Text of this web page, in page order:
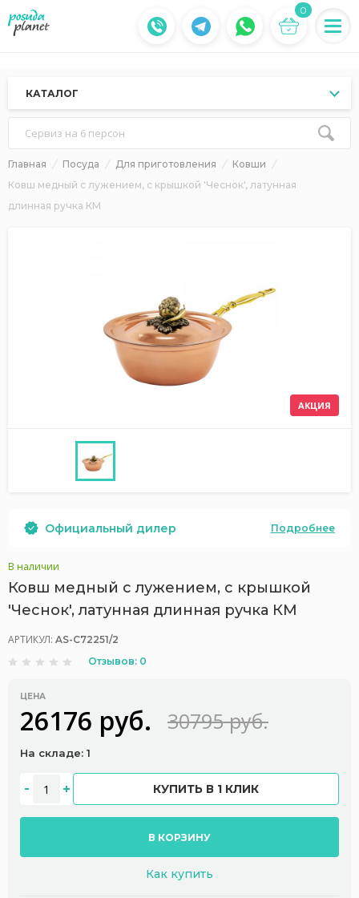
0
КАТАЛОГ
Сервиз на 6 персон
Главная Посуда Для приготовления
Ковши
Ковш медный с лужением, с крышкой 'Чеснок', латунная
длинная ручка КМ
АКЦИЯ
Официальный дилер Подробнее
В наличии
Ковш медный с лужением, с крышкой
'Чеснок', латунная длинная ручка КМ
АРТИКУЛ: AS-С72251/2
Отзывов: 0
ЦЕНА
26176 руб. 30795 руб.
На складе: 1
КУПИТЬ В 1 КЛИК
В КОРЗИНУ
Как купить